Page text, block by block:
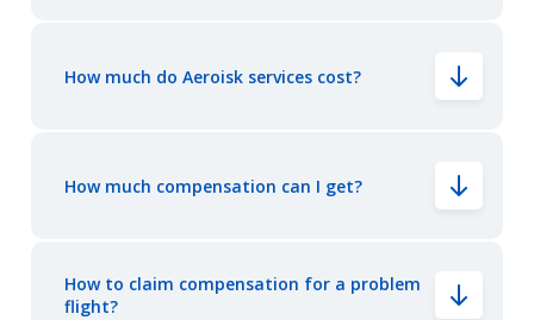
How much do Aeroisk services cost?
How much compensation can I get?
How to claim compensation for a problem
flight?